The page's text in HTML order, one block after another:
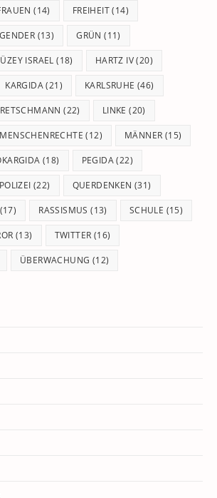
(14) FREIHEIT(14)
GENDER (13) GRÜN (11)
ISRAEL (18) HARTZ IV(20)
KARGIDA(21) KARLSRUHE (46)
(22) LINKE (20)
MENSCHENRECHTE (12) MÄNNER (15)
(18) PEGIDA(22)
POLIZEI (22) QUERDENKEN (31)
(17) RASSISMUS (13) SCHULE (15)
(13) TWITTER (16)
ÜBERWACHUNG (12)